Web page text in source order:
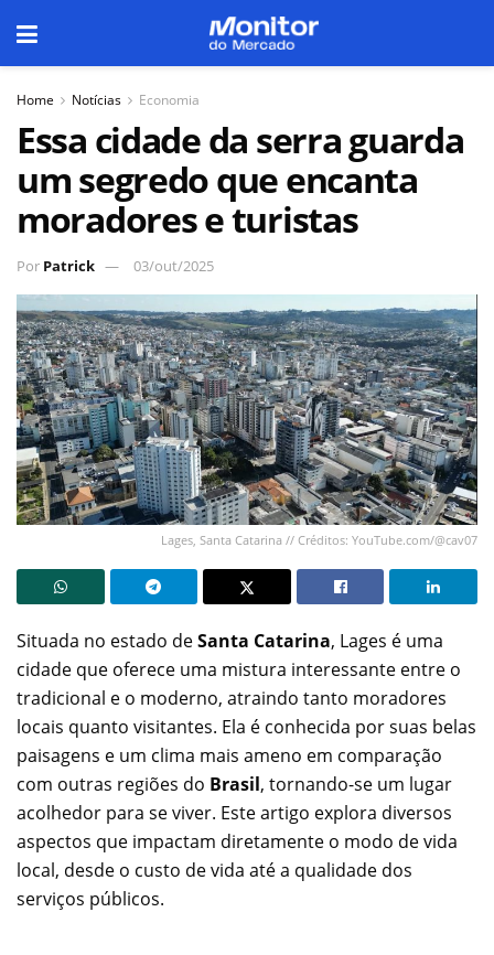
Home Notícias Economia
Essa cidade da serra guarda
um segredo que encanta
moradores e turistas
Por Patrick 03/out/2025
Lages, Santa Catarina // Créditos: YouTube.com/@cav07
Situada no estado deSanta Catarina, Lages é uma
cidade que oferece uma mistura interessante entre o
tradicional e o moderno, atraindo tanto moradores
locais quanto visitantes. Ela é conhecida por suas belas
paisagens e um clima mais ameno em comparação
com outras regiões do Brasil, tornando-se um lugar
acolhedor para se viver. Este artigo explora diversos
aspectos que impactam diretamente o modo de vida
local, desde o custo de vida até a qualidade dos
serviços públicos.